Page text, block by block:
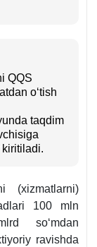
QQS
oʻtish
taqdim
(хizmatlarni)
100 mln
soʻmdan
ravishda